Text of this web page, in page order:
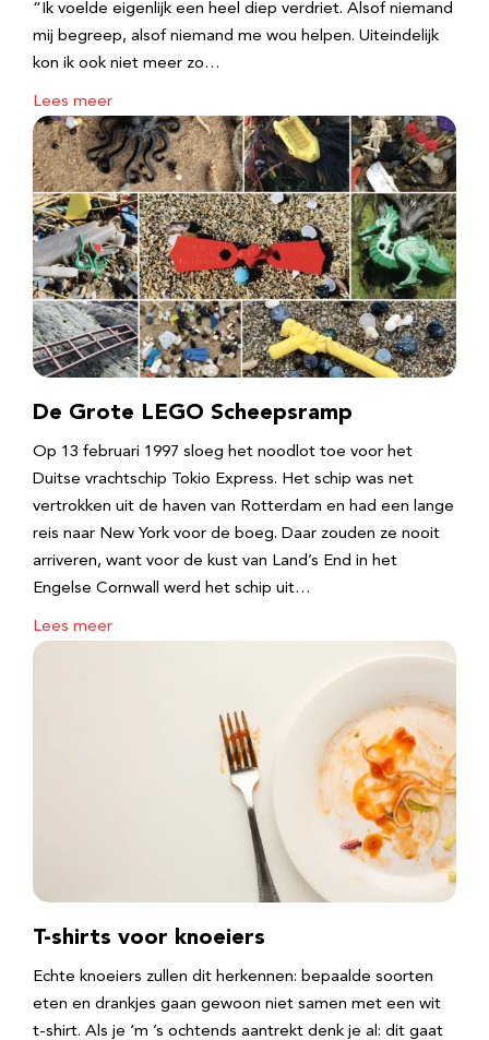
“Ik voelde eigenlijk een heel diep verdriet. Alsof niemand
mij begreep, alsof niemand me wou helpen. Uiteindelijk
kon ik ook niet meer zo…
Lees meer
De Grote LEGO Scheepsramp
Op 13 februari 1997 sloeg het noodlot toe voor het
Duitse vrachtschip Tokio Express. Het schip was net
vertrokken uit de haven van Rotterdam en had een lange
reis naar New York voor de boeg. Daar zouden ze nooit
arriveren, want voor de kust van Land’s End in het
Engelse Cornwall werd het schip uit…
Lees meer
T-shirts voor knoeiers
Echte knoeiers zullen dit herkennen: bepaalde soorten
eten en drankjes gaan gewoon niet samen met een wit
t-shirt. Als je ‘m ’s ochtends aantrekt denk je al: dit gaat